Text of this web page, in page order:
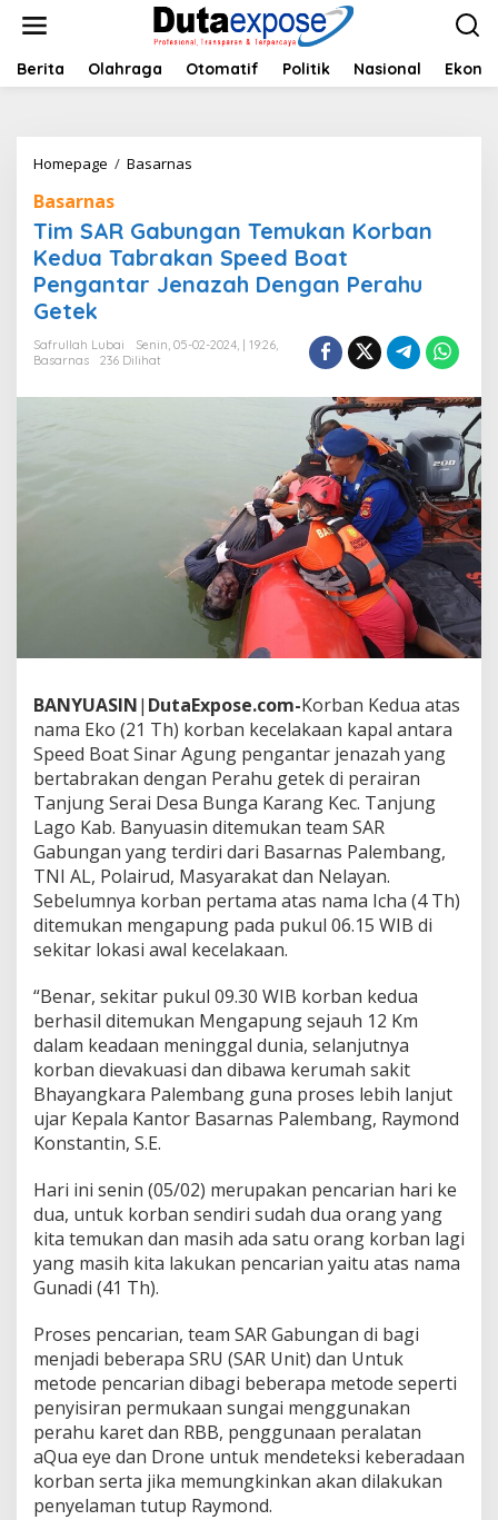
t
Berita Olahraga Otomatif Politik Nasional
Homepage / Basarnas
S
A
R
G
u
a
a
n
K
o
r
a
K
e
u
a
T
a
b
r
a
k
a
n
e
e
d
B
a
t
n
a
n
t
e
n
a
z
a
h
D
e
n
Basarnas
Tim SAR Gabungan Temukan Korban
Kedua Tabrakan Speed Boat
Pengantar Jenazah Dengan Perahu
Getek
Safrullah Lubai
Senin, 05-02-2024, | 19:26,
Basarnas
236 Dilihat
BANYUASIN| DutaExpose.com-Korban Kedua atas
nama Eko (21 Th) korban kecelakaan kapal antara
Speed Boat Sinar Agung pengantar jenazah yang
bertabrakan dengan Perahu getek di perairan
Tanjung Serai Desa Bunga Karang Kec. Tanjung
Lago Kab. Banyuasin ditemukan team SAR
Gabungan yang terdiri dari Basarnas Palembang,
TNI AL, Polairud, Masyarakat dan Nelayan.
Sebelumnya korban pertama atas nama Icha (4 Th)
ditemukan mengapung pada pukul 06.15 WIB di
sekitar lokasi awal kecelakaan.
“Benar, sekitar pukul 09.30 WIB korban kedua
berhasil ditemukan Mengapung sejauh 12 Km
dalam keadaan meninggal dunia, selanjutnya
korban dievakuasi dan dibawa kerumah sakit
Bhayangkara Palembang guna proses lebih lanjut
ujar Kepala Kantor Basarnas Palembang, Raymond
Konstantin, S.E.
Hari ini senin (05/02) merupakan pencarian hari ke
dua, untuk korban sendiri sudah dua orang yang
kita temukan dan masih ada satu orang korban lagi
yang masih kita lakukan pencarian yaitu atas nama
Gunadi (41 Th).
Proses pencarian, team SAR Gabungan di bagi
menjadi beberapa SRU (SAR Unit) dan Untuk
metode pencarian dibagi beberapa metode seperti
penyisiran permukaan sungai menggunakan
perahu karet dan RBB, penggunaan peralatan
aQua eye dan Drone untuk mendeteksi keberadaan
korban serta jika memungkinkan akan dilakukan
penyelaman tutup Raymond.